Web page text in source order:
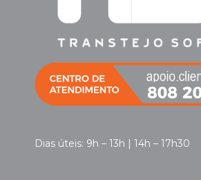
Dias úteis: 9h – 13h | 14h – 17h30